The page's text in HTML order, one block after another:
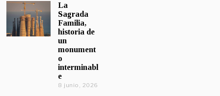
La
Sagrada
Familia,
historia de
un
monument
o
interminabl
e
8 junio, 2026